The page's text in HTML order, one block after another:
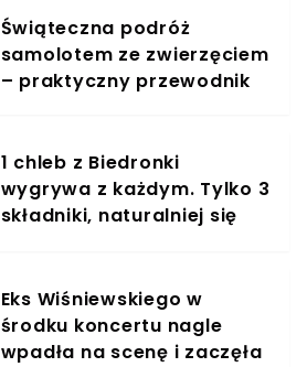
Świąteczna podróż
samolotem ze zwierzęciem
– praktyczny przewodnik
1 chleb z Biedronki
wygrywa z każdym. Tylko 3
składniki, naturalniej się
Eks Wiśniewskiego w
środku koncertu nagle
wpadła na scenę i zaczęła